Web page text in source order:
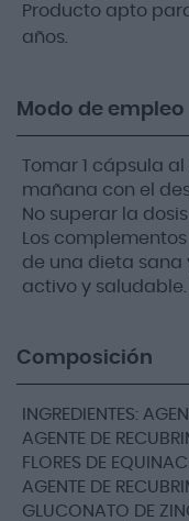
Producto apto
años.
Modo de empleo
Tomar 1 cápsula
mañana con el
No superar la
Los
de una dieta sana
activo y saludable.
Composición
INGREDIENTES:
AGENTE DE
FLORES DE
AGENTE DE
GLUCONATO DE